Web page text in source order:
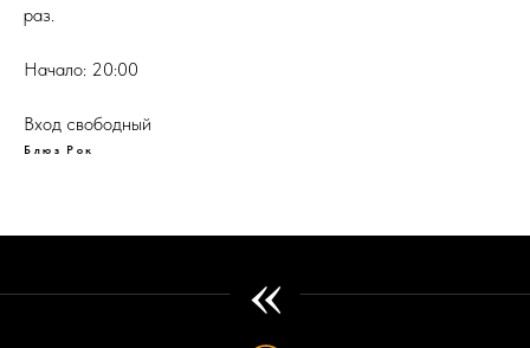
раз.
Начало: 20:00
Вход свободный
Блюз Рок
«